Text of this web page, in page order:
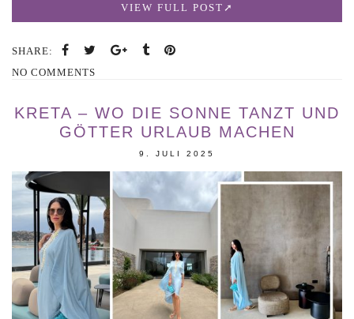
VIEW FULL POST
SHARE:
NO COMMENTS
KRETA – WO DIE SONNE TANZT UND
GÖTTER URLAUB MACHEN
9. JULI 2025